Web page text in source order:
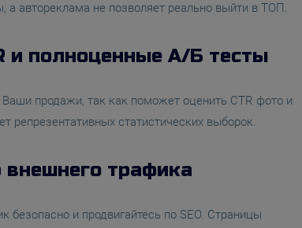
а автореклама не позволяет реально выйти в ТОП.
и полноценные А/Б тесты
продажи, так как поможет оценить CTR фото и
репрезентативных статистических выборок.
внешнего трафика
безопасно и продвигайтесь по SEO. Страницы